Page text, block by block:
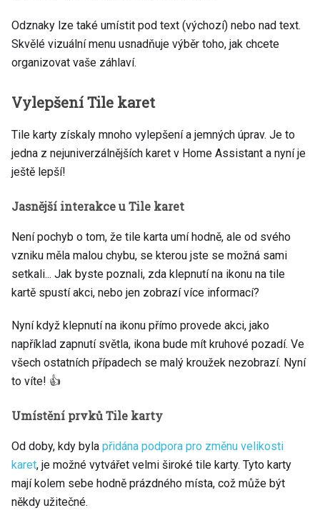
Odznaky lze také umístit pod text (výchozí) nebo nad text.
Skvělé vizuální menu usnadňuje výběr toho, jak chcete
organizovat vaše záhlaví.
Vylepšení Tile karet
Tile karty získaly mnoho vylepšení a jemných úprav. Je to
jedna z nejuniverzálnějších karet v Home Assistant a nyní je
ještě lepší!
Jasnější interakce u Tile karet
Není pochyb o tom, že tile karta umí hodně, ale od svého
vzniku měla malou chybu, se kterou jste se možná sami
setkali... Jak byste poznali, zda klepnutí na ikonu na tile
kartě spustí akci, nebo jen zobrazí více informací?
Nyní když klepnutí na ikonu přímo provede akci, jako
například zapnutí světla, ikona bude mít kruhové pozadí. Ve
všech ostatních případech se malý kroužek nezobrazí. Nyní
to víte! 👍
Umístění prvků Tile karty
Od doby, kdy byla přidána podpora pro změnu velikosti
karet, je možné vytvářet velmi široké tile karty. Tyto karty
mají kolem sebe hodně prázdného místa, což může být
někdy užitečné.